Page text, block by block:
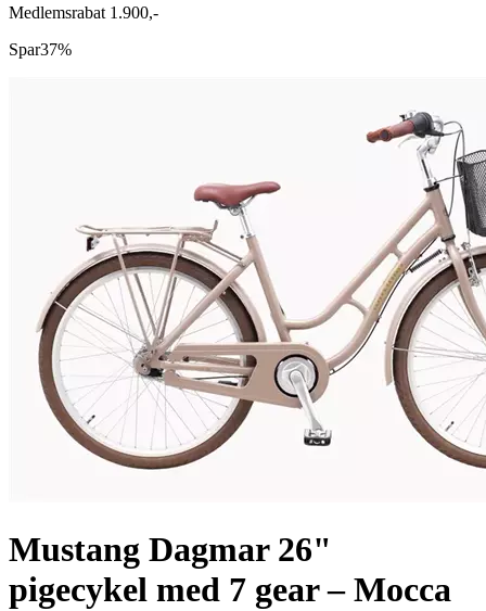
Medlemsrabat 1.900,-
Spar37%
Mustang Dagmar 26"
pigecykel med 7 gear – Mocca